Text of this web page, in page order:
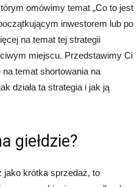
omówimy temat „Co to jest
inwestorem lub po
na temat tej strategii
miejscu. Przedstawimy Ci
temat shortowania na
działa ta strategia i jak ją
giełdzie?
jako krótka sprzedaż, to